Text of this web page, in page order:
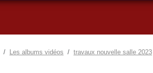
Les albums vidéos travaux nouvelle salle 2023